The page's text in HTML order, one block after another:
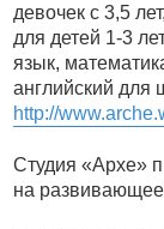
щ
е
и
е
девочек с 3,5
для детей 1-3
язык,
английский для
http://
Студия «Архе»
на развивающее